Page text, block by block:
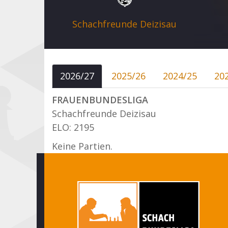
Schachfreunde Deizisau
2026/27 2025/26 2024/25
FRAUENBUNDESLIGA
Schachfreunde Deizisau
ELO: 2195
Keine Partien.